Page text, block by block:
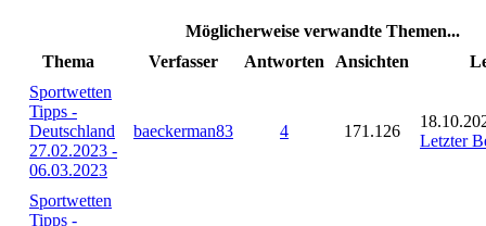
Möglicherweise verwandte Themen...
Thema
Verfasser Antworten Ansichten
Sportwetten
Tipps -
Deutschland
27.02.2023 -
06.03.2023
baeckerman83 4 171.126
Letzter
Sportwetten
Tipps -